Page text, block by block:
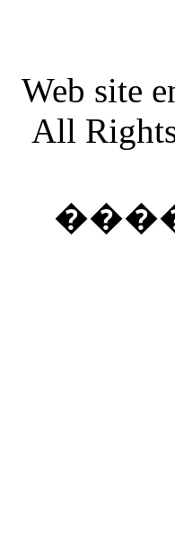
Web site
All